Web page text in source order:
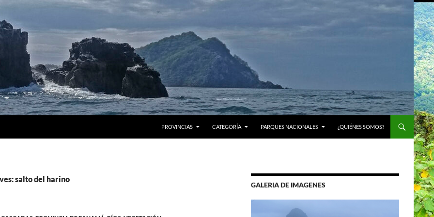
PROVINCIAS CATEGORÍA PARQUES NACIONALES ¿QUIÉNES SOMOS?
salto del harino
GALERIA DE IMAGENES